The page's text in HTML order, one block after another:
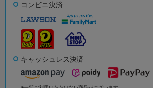
コンビニ決済
キャッシュレス決済